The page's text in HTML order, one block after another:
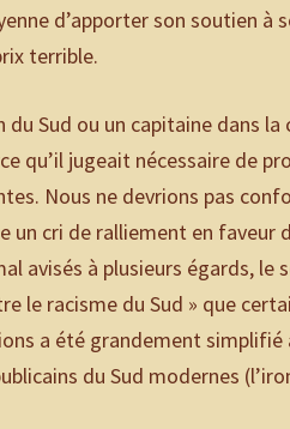
d’apporter son soutien à
terrible.
du Sud ou un capitaine dans
qu’il jugeait nécessaire de
Nous ne devrions pas
un cri de ralliement en faveur
avisés à plusieurs égards, le
le racisme du Sud » que
a été grandement
du Sud modernes